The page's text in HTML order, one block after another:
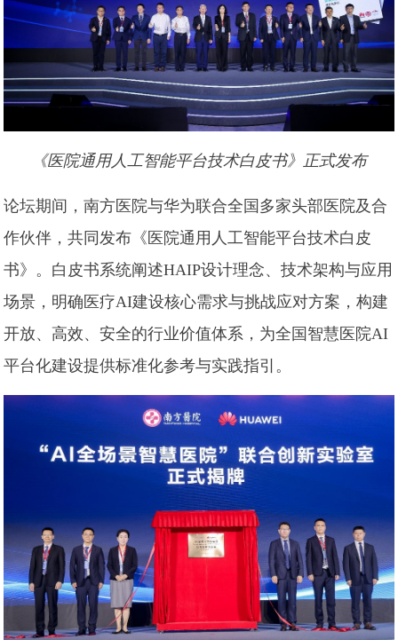
《医院通用人工智能平台技术白皮书》正式发布
论坛期间，南方医院与华为联合全国多家头部医院及合
作伙伴，共同发布《医院通用人工智能平台技术白皮
书》。白皮书系统阐述HAIP设计理念、技术架构与应用
场景，明确医疗AI建设核心需求与挑战应对方案，构建
开放、高效、安全的行业价值体系，为全国智慧医院AI
平台化建设提供标准化参考与实践指引。